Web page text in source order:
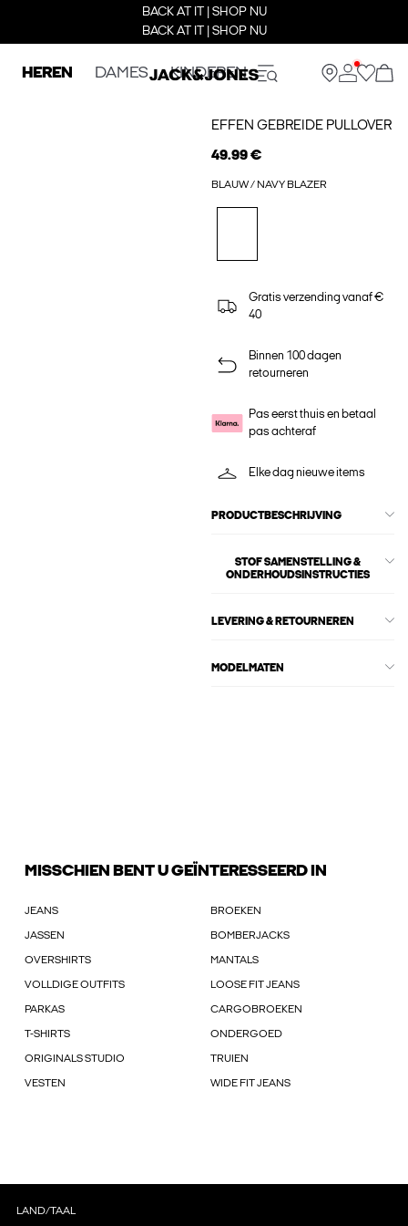
BACK AT IT | SHOP NU
BACK AT IT | SHOP NU
HEREN DAMES KINDEREN
EFFEN GEBREIDE PULLOVER
49.99 €
BLAUW / NAVY BLAZER
Gratis verzending vanaf €
40
Binnen 100 dagen
retourneren
Pas eerst thuis en betaal
pas achteraf
Elke dag nieuwe items
PRODUCTBESCHRIJVING
STOF SAMENSTELLING &
ONDERHOUDSINSTRUCTIES
LEVERING & RETOURNEREN
MODELMATEN
MISSCHIEN BENT U GEÏNTERESSEERD IN
JEANS BROEKEN
JASSEN BOMBERJACKS
OVERSHIRTS MANTALS
VOLLDIGE OUTFITS LOOSE FIT JEANS
PARKAS CARGOBROEKEN
T-SHIRTS ONDERGOED
ORIGINALS STUDIO TRUIEN
VESTEN WIDE FIT JEANS
LAND/TAAL